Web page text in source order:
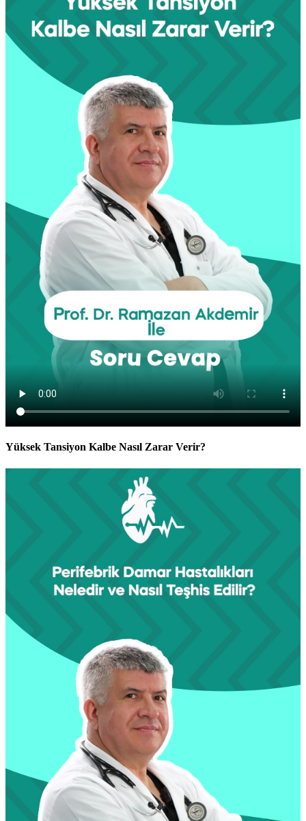
Yüksek Tansiyon Kalbe Nasıl Zarar Verir?